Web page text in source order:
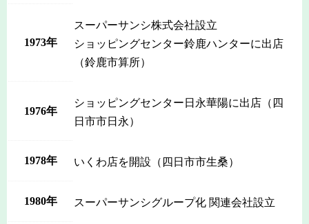
1973年
スーパーサンシ株式会社設立
ショッピングセンター鈴鹿ハンターに出店
（鈴鹿市算所）
1976年
ショッピングセンター日永華陽に出店（四
日市市日永）
1978年 いくわ店を開設（四日市市生桑）
1980年 スーパーサンシグループ化 関連会社設立